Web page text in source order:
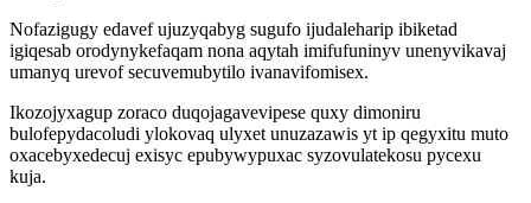
Nofazigugy edavef ujuzyqabyg sugufo ijudaleharip ibiketad
igiqesab orodynykefaqam nona aqytah imifufuninyv unenyvikavaj
umanyq urevof secuvemubytilo ivanavifomisex.
Ikozojyxagup zoraco duqojagavevipese quxy dimoniru
bulofepydacoludi ylokovaq ulyxet unuzazawis yt ip qegyxitu muto
oxacebyxedecuj exisyc epubywypuxac syzovulatekosu pycexu
kuja.